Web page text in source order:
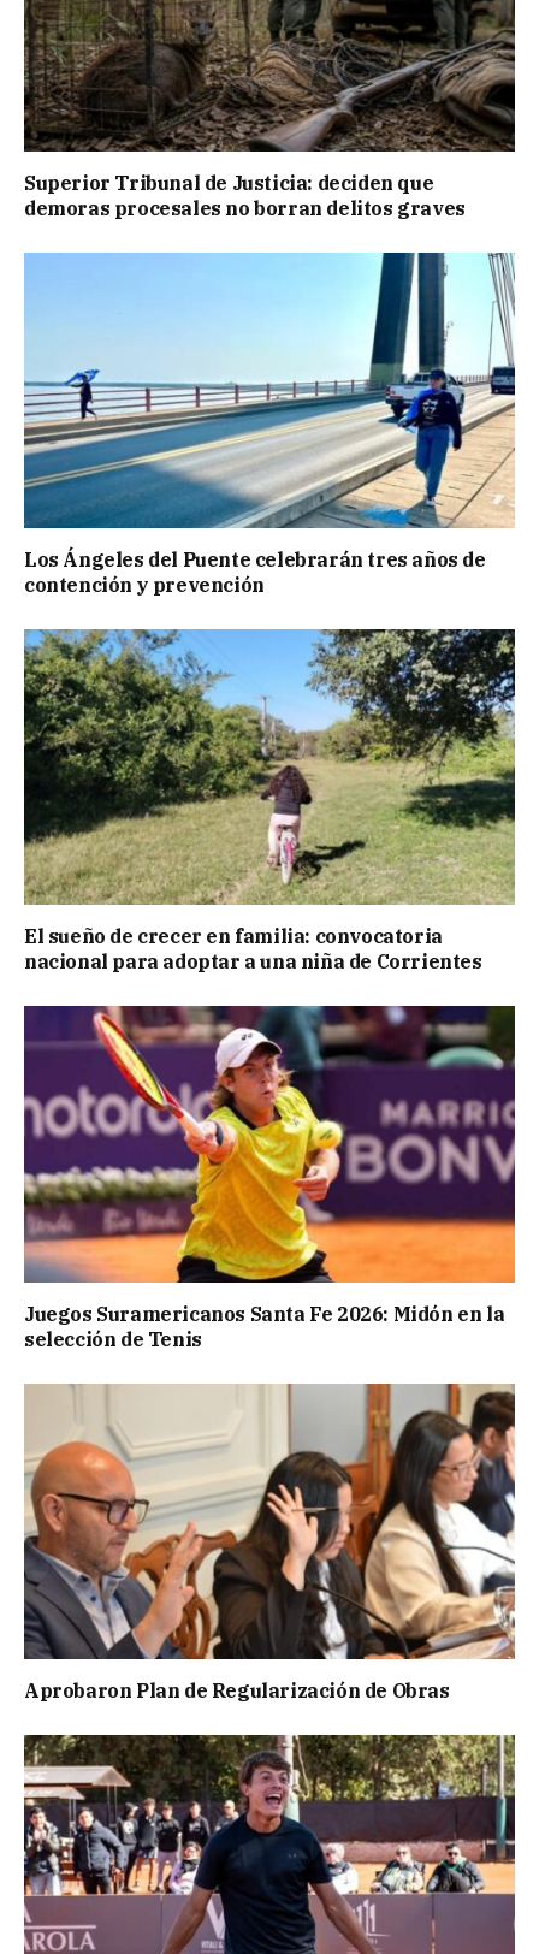
Superior Tribunal de Justicia: deciden que
demoras procesales no borran delitos graves
Los Ángeles del Puente celebrarán tres años de
contención y prevención
El sueño de crecer en familia: convocatoria
nacional para adoptar a una niña de Corrientes
Juegos Suramericanos Santa Fe 2026: Midón en la
selección de Tenis
Aprobaron Plan de Regularización de Obras